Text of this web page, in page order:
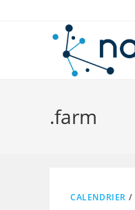
.farm
CALENDRIER /